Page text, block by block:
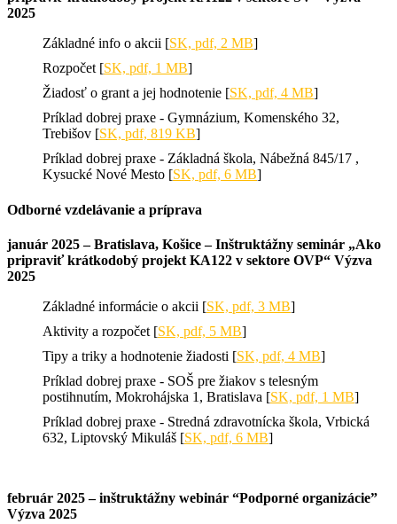
2025
Základné info o akcii [SK, pdf, 2 MB]
Rozpočet [SK, pdf, 1 MB]
Žiadosť o grant a jej hodnotenie [SK, pdf, 4 MB]
Príklad dobrej praxe - Gymnázium, Komenského 32,
Trebišov [SK, pdf, 819 KB]
Príklad dobrej praxe - Základná škola, Nábežná 845/17 ,
Kysucké Nové Mesto [SK, pdf, 6 MB]
Odborné vzdelávanie a príprava
január 2025 – Bratislava, Košice – Inštruktážny seminár „Ako
pripraviť krátkodobý projekt KA122 v sektore OVP“ Výzva
2025
Základné informácie o akcii [SK, pdf, 3 MB]
Aktivity a rozpočet [SK, pdf, 5 MB]
Tipy a triky a hodnotenie žiadosti [SK, pdf, 4 MB]
Príklad dobrej praxe - SOŠ pre žiakov s telesným
postihnutím, Mokrohájska 1, Bratislava [SK, pdf, 1 MB]
Príklad dobrej praxe - Stredná zdravotnícka škola, Vrbická
632, Liptovský Mikuláš [SK, pdf, 6 MB]
február 2025 – inštruktážny webinár “Podporné organizácie”
Výzva 2025